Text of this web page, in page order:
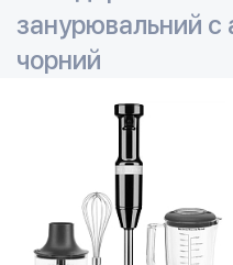
занурювальний с
чорний